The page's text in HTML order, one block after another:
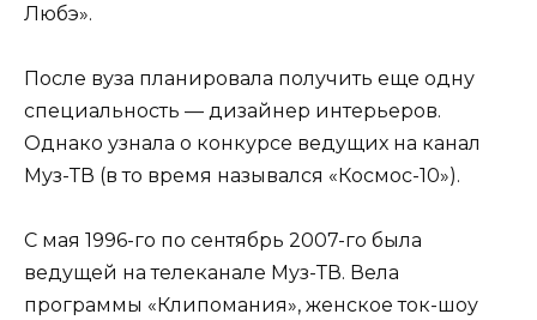
Любэ».
После вуза планировала получить еще одну
специальность — дизайнер интерьеров.
Однако узнала о конкурсе ведущих на канал
Муз-ТВ (в то время назывался «Космос-10»).
С мая 1996-го по сентябрь 2007-го была
ведущей на телеканале Муз-ТВ. Вела
программы «Клипомания», женское ток-шоу